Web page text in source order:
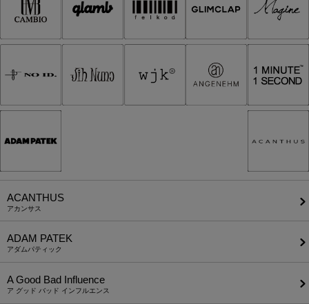
ACANTHUS
アカンサス
ADAM PATEK
アダムパティック
A Good Bad Influence
ア グッド バッド インフルエンス